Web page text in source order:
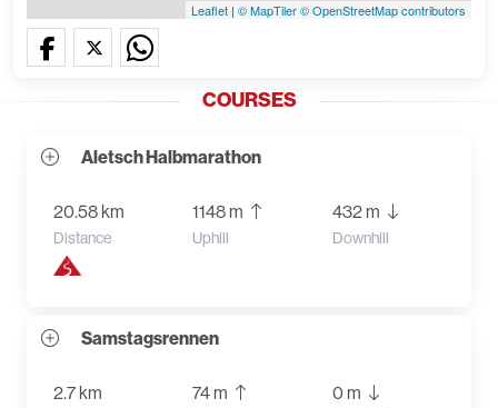
Leaflet | © MapTiler© OpenStreetMap contributors
COURSES
Aletsch Halbmarathon
20.58 km
Distance
1148 m
Uphill
432 m
Downhill
Samstagsrennen
2.7 km 74 m 0 m